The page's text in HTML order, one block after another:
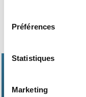
Préférences
Statistiques
Marketing